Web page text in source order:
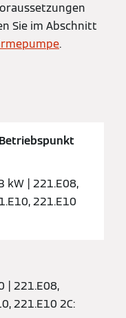
Sie im Abschnitt
.
kW | 221.E08,
221.E10
| 221.E08,
221.E10 2C: